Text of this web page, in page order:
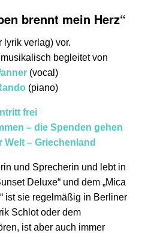
brennt mein Herz“
lyrik verlag) vor.
begleitet von
(vocal)
(piano)
frei
– die Spenden gehen
Welt – Griechenland
und Sprecherin und lebt in
Deluxe“ und dem „Mica
ist sie regelmäßig in Berliner
Schlot oder dem
ist aber auch immer